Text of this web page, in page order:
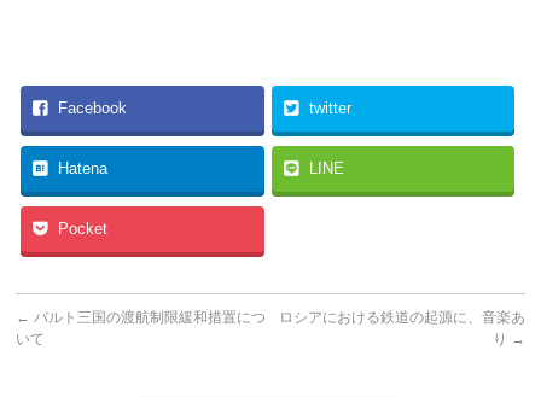
Facebook twitter
Hatena LINE
Pocket
← バルト三国の渡航制限緩和措置につ
いて
ロシアにおける鉄道の起源に、音楽あ
り →